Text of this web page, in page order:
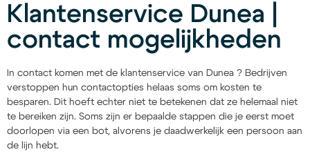
Klantenservice Dunea |
contact mogelijkheden
In contact komen met de klantenservice van Dunea ? Bedrijven
verstoppen hun contactopties helaas soms om kosten te
besparen. Dit hoeft echter niet te betekenen dat ze helemaal niet
te bereiken zijn. Soms zijn er bepaalde stappen die je eerst moet
doorlopen via een bot, alvorens je daadwerkelijk een persoon aan
de lijn hebt.